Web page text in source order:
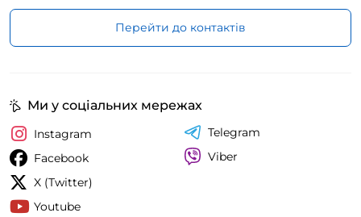
Перейти до контактів
Ми у соціальних мережах
Instagram
Facebook
X (Twitter)
Youtube
Telegram
Viber